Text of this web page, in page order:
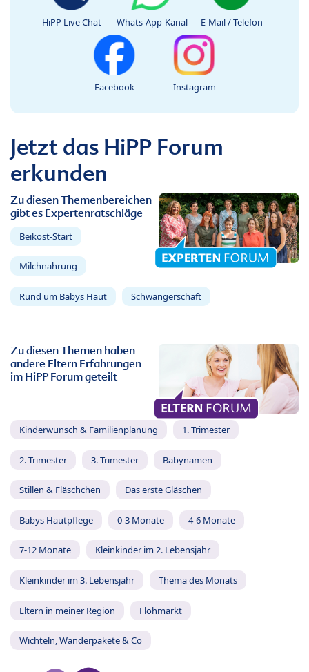
HiPP Live Chat Whats-App-Kanal E-Mail / Telefon
Facebook Instagram
Jetzt das HiPP Forum
erkunden
Zu diesen Themenbereichen
gibt es Expertenratschläge
Beikost-Start
Milchnahrung
Rund um Babys Haut Schwangerschaft
Zu diesen Themen haben
andere Eltern Erfahrungen
im HiPP Forum geteilt
Kinderwunsch & Familienplanung 1. Trimester
2. Trimester 3. Trimester Babynamen
Stillen & Fläschchen Das erste Gläschen
Babys Hautpflege 0-3 Monate 4-6 Monate
7-12 Monate Kleinkinder im 2. Lebensjahr
Kleinkinder im 3. Lebensjahr Thema des Monats
Eltern in meiner Region Flohmarkt
Wichteln, Wanderpakete & Co